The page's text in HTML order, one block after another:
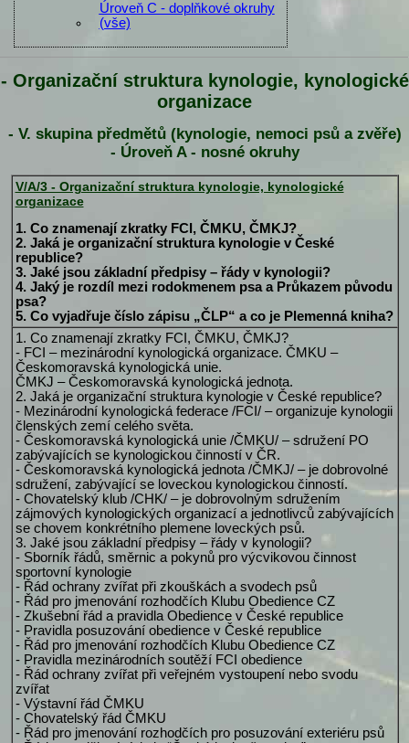
Úroveň C - doplňkové okruhy
(vše)
- Organizační struktura kynologie, kynologické
organizace
- V. skupina předmětů (kynologie, nemoci psů a zvěře)
- Úroveň A - nosné okruhy
V/A/3 - Organizační struktura kynologie, kynologické
organizace
1. Co znamenají zkratky FCI, ČMKU, ČMKJ?
2. Jaká je organizační struktura kynologie v České
republice?
3. Jaké jsou základní předpisy – řády v kynologii?
4. Jaký je rozdíl mezi rodokmenem psa a Průkazem původu
psa?
5. Co vyjadřuje číslo zápisu „ČLP“ a co je Plemenná kniha?
1. Co znamenají zkratky FCI, ČMKU, ČMKJ?
- FCI – mezinárodní kynologická organizace. ČMKU –
Českomoravská kynologická unie.
ČMKJ – Českomoravská kynologická jednota.
2. Jaká je organizační struktura kynologie v České republice?
- Mezinárodní kynologická federace /FCI/ – organizuje kynologii
členských zemí celého světa.
- Českomoravská kynologická unie /ČMKU/ – sdružení PO
zabývajících se kynologickou činností v ČR.
- Českomoravská kynologická jednota /ČMKJ/ – je dobrovolné
sdružení, zabývající se loveckou kynologickou činností.
- Chovatelský klub /CHK/ – je dobrovolným sdružením
zájmových kynologických organizací a jednotlivců zabývajících
se chovem konkrétního plemene loveckých psů.
3. Jaké jsou základní předpisy – řády v kynologii?
- Sborník řádů, směrnic a pokynů pro výcvikovou činnost
sportovní kynologie
- Řád ochrany zvířat při zkouškách a svodech psů
- Řád pro jmenování rozhodčích Klubu Obedience CZ
- Zkušební řád a pravidla Obedience v České republice
- Pravidla posuzování obedience v České republice
- Řád pro jmenování rozhodčích Klubu Obedience CZ
- Pravidla mezinárodních soutěží FCI obedience
- Řád ochrany zvířat při veřejném vystoupení nebo svodu
zvířat
- Výstavní řád ČMKU
- Chovatelský řád ČMKU
- Řád pro jmenování rozhodčích pro posuzování exteriéru psů